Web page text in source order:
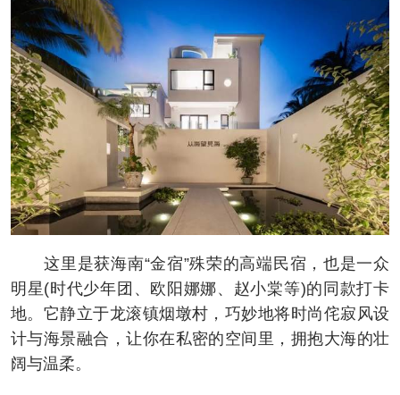
这里是获海南“金宿”殊荣的高端民宿，也是一众
明星(时代少年团、欧阳娜娜、赵小棠等)的同款打卡
地。它静立于龙滚镇烟墩村，巧妙地将时尚侘寂风设
计与海景融合，让你在私密的空间里，拥抱大海的壮
阔与温柔。